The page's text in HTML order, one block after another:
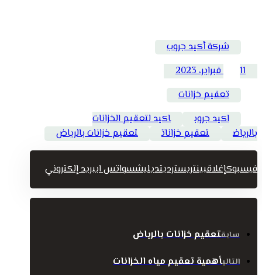
شركة أكيد جروب
11 فبراير، 2023
تعقيم خزانات
اكيد جروب
اكيد لتعقيم الخزانات
بالرياض
تعقيم خزانات تعقيم خزانات بالرياض
فيسبوكإغلاقبينتريسترديتديليشسواتس اببريد إلكتروني
سابقتعقيم خزانات بالرياض
التاليأهمية تعقيم مياه الخزانات